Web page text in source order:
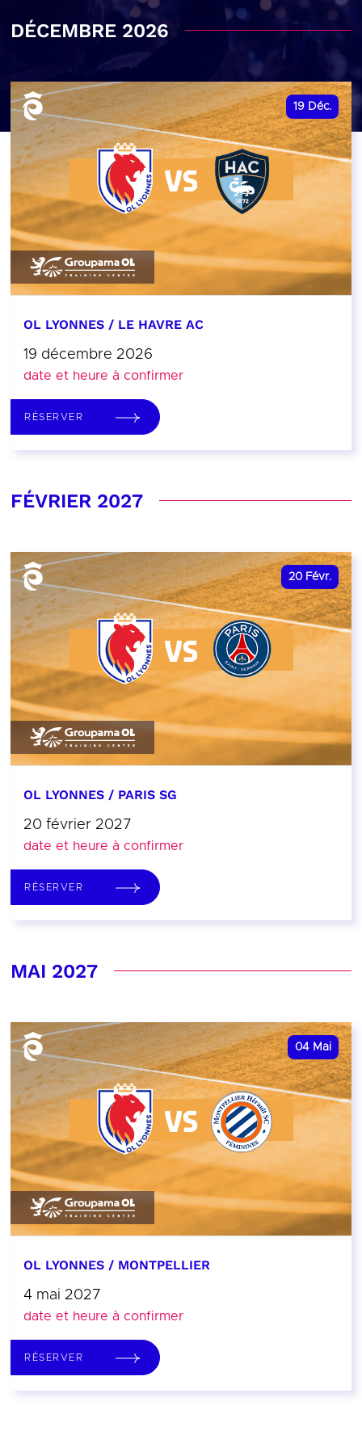
DÉCEMBRE 2026
19 Déc.
OL LYONNES / LE HAVRE AC
19 décembre 2026
date et heure à confirmer
RÉSERVER
FÉVRIER 2027
20 Févr.
OL LYONNES / PARIS SG
20 février 2027
date et heure à confirmer
RÉSERVER
MAI 2027
04 Mai
OL LYONNES / MONTPELLIER
4 mai 2027
date et heure à confirmer
RÉSERVER